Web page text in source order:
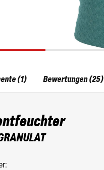
(1) Bewertungen (25)